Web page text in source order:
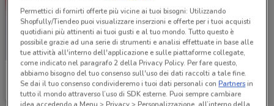
MediaWorld
Scade il 14/08 5.8 km
Permettici di fornirti offerte più vicine ai tuoi bisogni: Utilizzando
Shopfully/Tiendeo puoi visualizzare inserzioni e offerte per i tuoi acquisti
quotidiani più attinenti ai tuoi gusti e al tuo mondo. Tutto questo è
possibile grazie ad una serie di strumenti e analisi effettuate in base alle
tue attività all'interno dell'applicazione e sulle piattaforme collegate,
come indicato nel paragrafo 2 della Privacy Policy. Per fare questo,
abbiamo bisogno del tuo consenso sull'uso dei dati raccolti a tale fine.
Se dai il tuo consenso condivideremo i tuoi dati personali conPartnersin
tutto il mondo attraverso l’uso di SDK esterne. Puoi sempre cambiare